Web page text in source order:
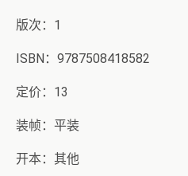
版次：1
ISBN：9787508418582
定价：13
装帧：平装
开本：其他